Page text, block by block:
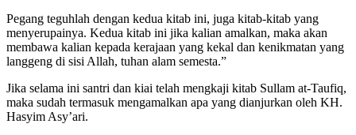
Pegang teguhlah dengan kedua kitab ini, juga kitab-kitab yang
menyerupainya. Kedua kitab ini jika kalian amalkan, maka akan
membawa kalian kepada kerajaan yang kekal dan kenikmatan yang
langgeng di sisi Allah, tuhan alam semesta.”
Jika selama ini santri dan kiai telah mengkaji kitab Sullam at-Taufiq,
maka sudah termasuk mengamalkan apa yang dianjurkan oleh KH.
Hasyim Asy’ari.